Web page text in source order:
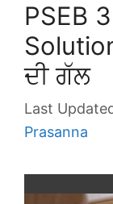
PSEB
ਦੀ ਗੱਲ
Prasanna